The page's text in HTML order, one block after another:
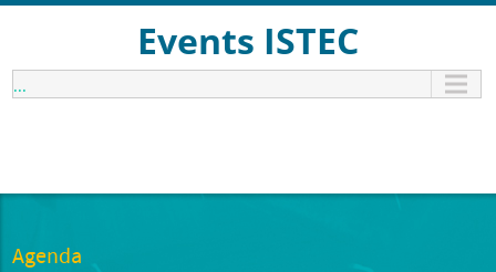
Events ISTEC
...
Agenda